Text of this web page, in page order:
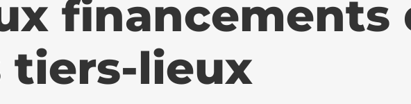
financements
tiers-lieux